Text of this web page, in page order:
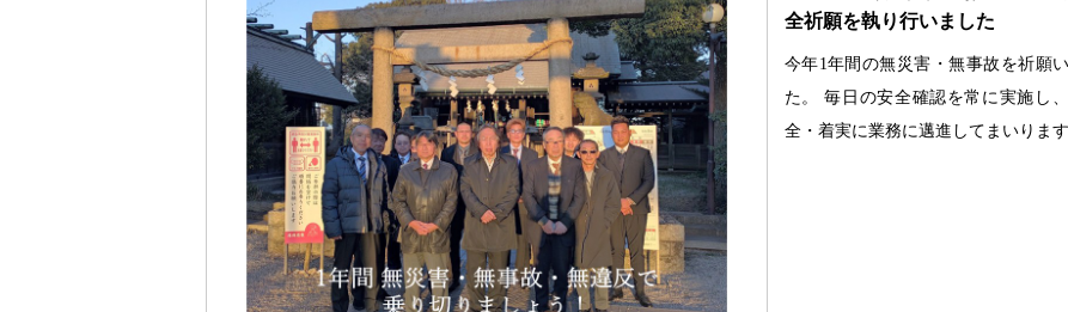
全祈願を執り行いました
今年1年間の無災害・無事故を祈願
た。 毎日の安全確認を常に実施し
全・着実に業務に邁進してまいります